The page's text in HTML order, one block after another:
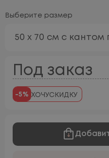
Выберите размер
50 х 70 см с кантом
Под заказ
-5% ХОЧУСКИДКУ